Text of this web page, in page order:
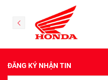
ĐĂNG KÝ NHẬN TIN